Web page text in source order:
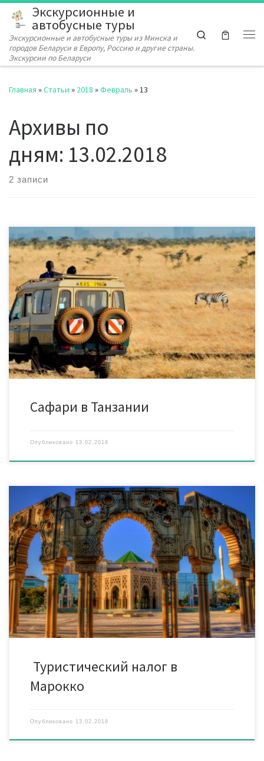
Перейти к содержимому
Экскурсионные и
автобусные туры
Экскурсионные и автобусные туры из Минска и
городов Беларуси в Европу, Россию и другие страны.
Экскурсии по Беларуси
Search
Главная »Статьи » 2018 »Февраль »13
Архивы по
дням: 13.02.2018
2 записи
Туры в Танзанию. Танзания – потрясающая африканская
страна имеет на своей территории несколько природных
заповедников, многие приезжают сюда для того, чтобы
отправиться на сафари и увидеть воочию львов, слонов и
других животных. Организуем для вас сафари от 3 до 8 дн.
Сафари можно совместить с пляжным отдыхом на о.
Занзибар, […]
Сафари в Танзании
Опубликовано 13.02.2018
С февраля 2018 года введен налог на пребывание в
туристических учреждениях Марокко. Туристы должны
оплатить данный сбор непосредственно на ресепшн отеля/
апартаментов* и т.д. (в том числе, если такое пребывание
входит в состав экскурсионного тура). Туристический налог не
распространяется на детей до 1,99 лет. Во всех городах и
регионах налоговые тарифы […]
Туристический налог в
Марокко
Опубликовано 13.02.2018